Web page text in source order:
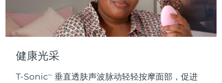
健康光采
T-SonicTM
垂直透肤声波脉动轻轻按摩面部，促进
预计送达日期8/11/26
台湾 预计送达日期8/16/26
泰国
土耳其 预计送达日期8/12/26